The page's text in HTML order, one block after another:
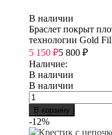
В наличии
Браслет покрыт
технологии Gold
5 150 ₽5 800 ₽
Наличие:
В наличии
В наличии
В корзину
-12%